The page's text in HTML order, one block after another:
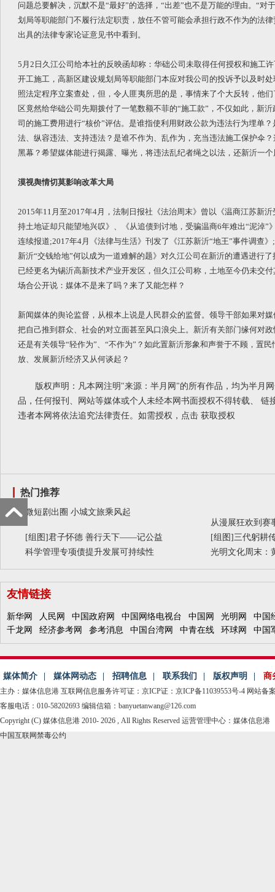
问题总要解决，沉默不是“最好”的选择，“出差”也不是万能的理由。“对
划局等职能部门不履行法定职责，放任不管可能会承担行政不作为的法
出具的法律专家论证意见书中看到。
5月2日久江公司给本社的反映函却称：华础公司未取得任何授权和施工
开工施工，高新区建设规划局等职能部门本应对我公司的投诉予以及时
照法定程序立案查处，但，令人匪夷所思的是，事情来了个大反转，他
区竟然给华础公司先期拨付了一笔数额不菲的“施工款”，不仅如此，新
司的施工费用进行“核价”评估。是谁指使利用财政公款为违法行为埋单
法、纵容违法、支持违法？是谁不作为、乱作为，充当违法施工保护伞
黑幕？希望媒体能进行揭露、曝光，将违法乱纪者绳之以法，还新沂一
漠视舆情切莫影响改革大局
2015年11月至2017年4月，法制日报社《法治周末》曾以《温商江苏新
持土地证却只能望地兴叹》、《从追债到讨地，受骗温商6年难出“泥淖”
连续报道;2017年4月《法律与生活》刊发了《江苏新沂“地王”事件调查
新沂“交钱给地”何以成为一道难解的题》对久江公司在新沂的遭遇进行
已经更名为锡沂高新技术产业开发区，但久江公司称，土地至今仍未交
场合公开说：媒体不是来了吗？来了又能怎样？
新闻媒体的舆论监督，从根本上说是人民群众的监督。领导干部如果对
把自己推到群众、社会的对立面甚至风口浪尖上。新沂有关部门缘何对
还是有关领导“轻作为”、“不作为”？如此置新沂形象和声誉于不顾，置
放、发展新沂经济又从何谈起？
版权声明：凡本网注明"来源：半月网"的所有作品，均为半月
品，任何报刊、网站等媒体或个人未经本网书面授权不得转载、 链
违者本网将依法追究法律责任。如需授权，点击 获取授权
热门推荐
微短剧出圈 小城文旅乘风起
从漫展狂欢到赛
[组图]君子怀德 善行天下——记公益 [组图]三代躬耕
科学管理专项债提升发展可持续性
光明文化周末：
友情链接
新华网 人民网 中国政府网 中国网络电视台 中国网 光明网
中国
千龙网
经济参考网 参考消息 中国台湾网 中青在线 环球网 中国
媒体简介 媒体网动态 招聘信息 联系我们 版权声明 商
主办：媒体信息港 互联网信息服务许可证：京ICP证：京ICP备11039553号-4 网站备
客服电话：010-58202693 编辑信箱：banyuetanwang@126.com
Copyright (C) 媒体信息港 2010- 2026 , All Rights Reserved 运营管理中心：媒体信息港
中国互联网禁毒公约